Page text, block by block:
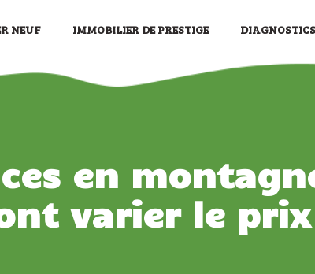
NEUF IMMOBILIER DE PRESTIGE
en
varier le prix